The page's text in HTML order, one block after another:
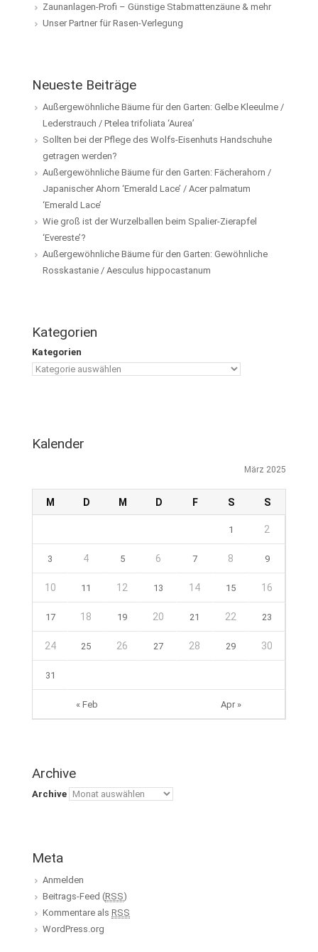
Zaunanlagen-Profi – Günstige Stabmattenzäune & mehr
Unser Partner für Rasen-Verlegung
Neueste Beiträge
Außergewöhnliche Bäume für den Garten: Gelbe Kleeulme /
Lederstrauch / Ptelea trifoliata ‘Aurea’
Sollten bei der Pflege des Wolfs-Eisenhuts Handschuhe
getragen werden?
Außergewöhnliche Bäume für den Garten: Fächerahorn /
Japanischer Ahorn ‘Emerald Lace’ / Acer palmatum
‘Emerald Lace’
Wie groß ist der Wurzelballen beim Spalier-Zierapfel
‘Evereste’?
Außergewöhnliche Bäume für den Garten: Gewöhnliche
Rosskastanie / Aesculus hippocastanum
Kategorien
Kategorien
Kalender
März 2025
M D M D F S S
« Feb Apr »
1 2
3 4 5 6 7 8 9
10 11 12 13 14 15 16
17 18 19 20 21 22 23
24 25 26 27 28 29 30
31
Archive
Archive
Meta
Anmelden
Beitrags-Feed (RSS)
Kommentare als RSS
WordPress.org